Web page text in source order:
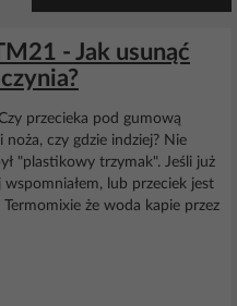
- Jak usunąć
przecieka pod gumową
noża, czy gdzie indziej? Nie
"plastikowy trzymak". Jeśli już
lub przeciek jest
że woda kapie przez